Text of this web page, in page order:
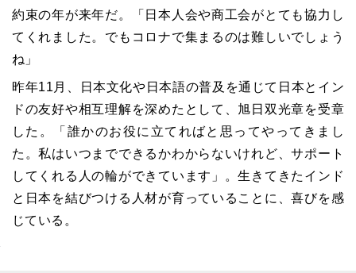
約束の年が来年だ。「日本人会や商工会がとても協力し
てくれました。でもコロナで集まるのは難しいでしょう
ね」
昨年11月、日本文化や日本語の普及を通じて日本とイン
ドの友好や相互理解を深めたとして、旭日双光章を受章
した。「誰かのお役に立てればと思ってやってきまし
た。私はいつまでできるかわからないけれど、サポート
してくれる人の輪ができています」。生きてきたインド
と日本を結びつける人材が育っていることに、喜びを感
じている。